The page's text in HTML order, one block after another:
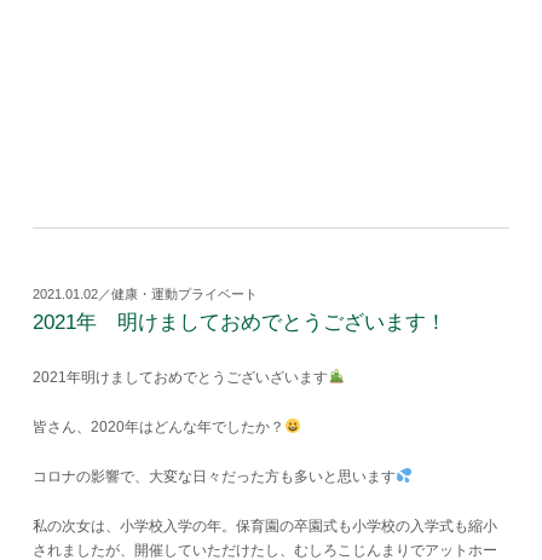
2021.01.02／健康・運動プライベート
2021年 明けましておめでとうございます！
2021年明けましておめでとうございざいます
皆さん、2020年はどんな年でしたか？
コロナの影響で、大変な日々だった方も多いと思います
私の次女は、小学校入学の年。保育園の卒園式も小学校の入学式も縮小
されましたが、開催していただけたし、むしろこじんまりでアットホー